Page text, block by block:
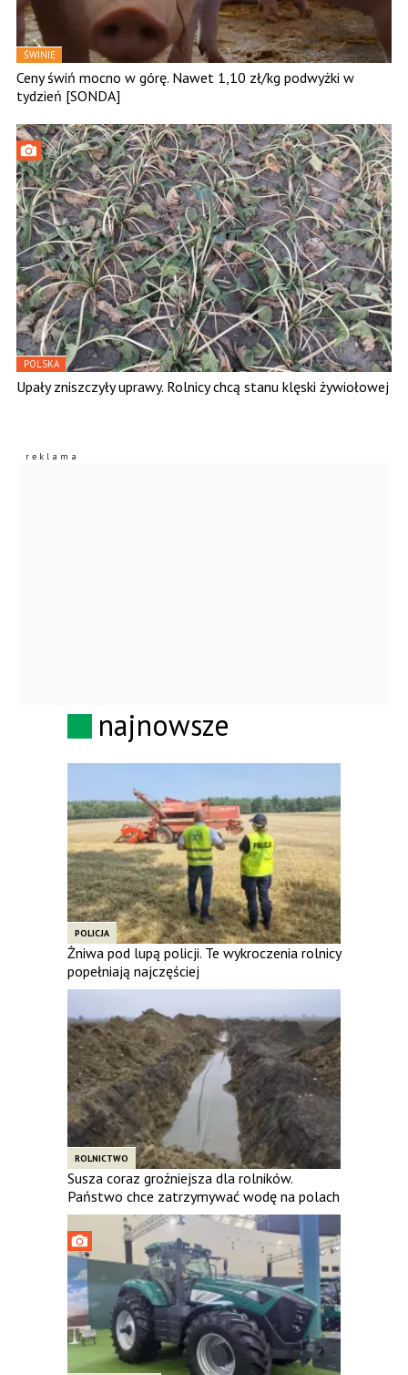
ŚWINIE
Ceny świń mocno w górę. Nawet 1,10 zł/kg podwyżki w
tydzień [SONDA]
POLSKA
Upały zniszczyły uprawy. Rolnicy chcą stanu klęski żywiołowej
najnowsze
POLICJA
Żniwa pod lupą policji. Te wykroczenia rolnicy
popełniają najczęściej
ROLNICTWO
Susza coraz groźniejsza dla rolników.
Państwo chce zatrzymywać wodę na polach